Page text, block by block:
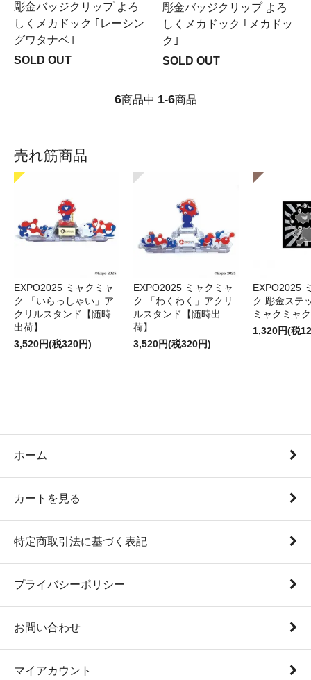
彫金バッジクリップ よろ
しくメカドック ｢レーシン
グワタナベ｣
SOLD OUT
彫金バッジクリップ よろ
しくメカドック ｢メカドッ
ク｣
SOLD OUT
6商品中 1-6商品
売れ筋商品
EXPO2025 ミャクミャ
ク 「いらっしゃい」ア
クリルスタンド【随時
出荷】
3,520円(税320円)
EXPO2025 ミャクミャ
ク 「わくわく」アクリ
ルスタンド【随時出
荷】
3,520円(税320円)
EXPO2025
ク 彫金ステ
ミャクミャク
1,320円(税
ホーム
カートを見る
特定商取引法に基づく表記
プライバシーポリシー
お問い合わせ
マイアカウント